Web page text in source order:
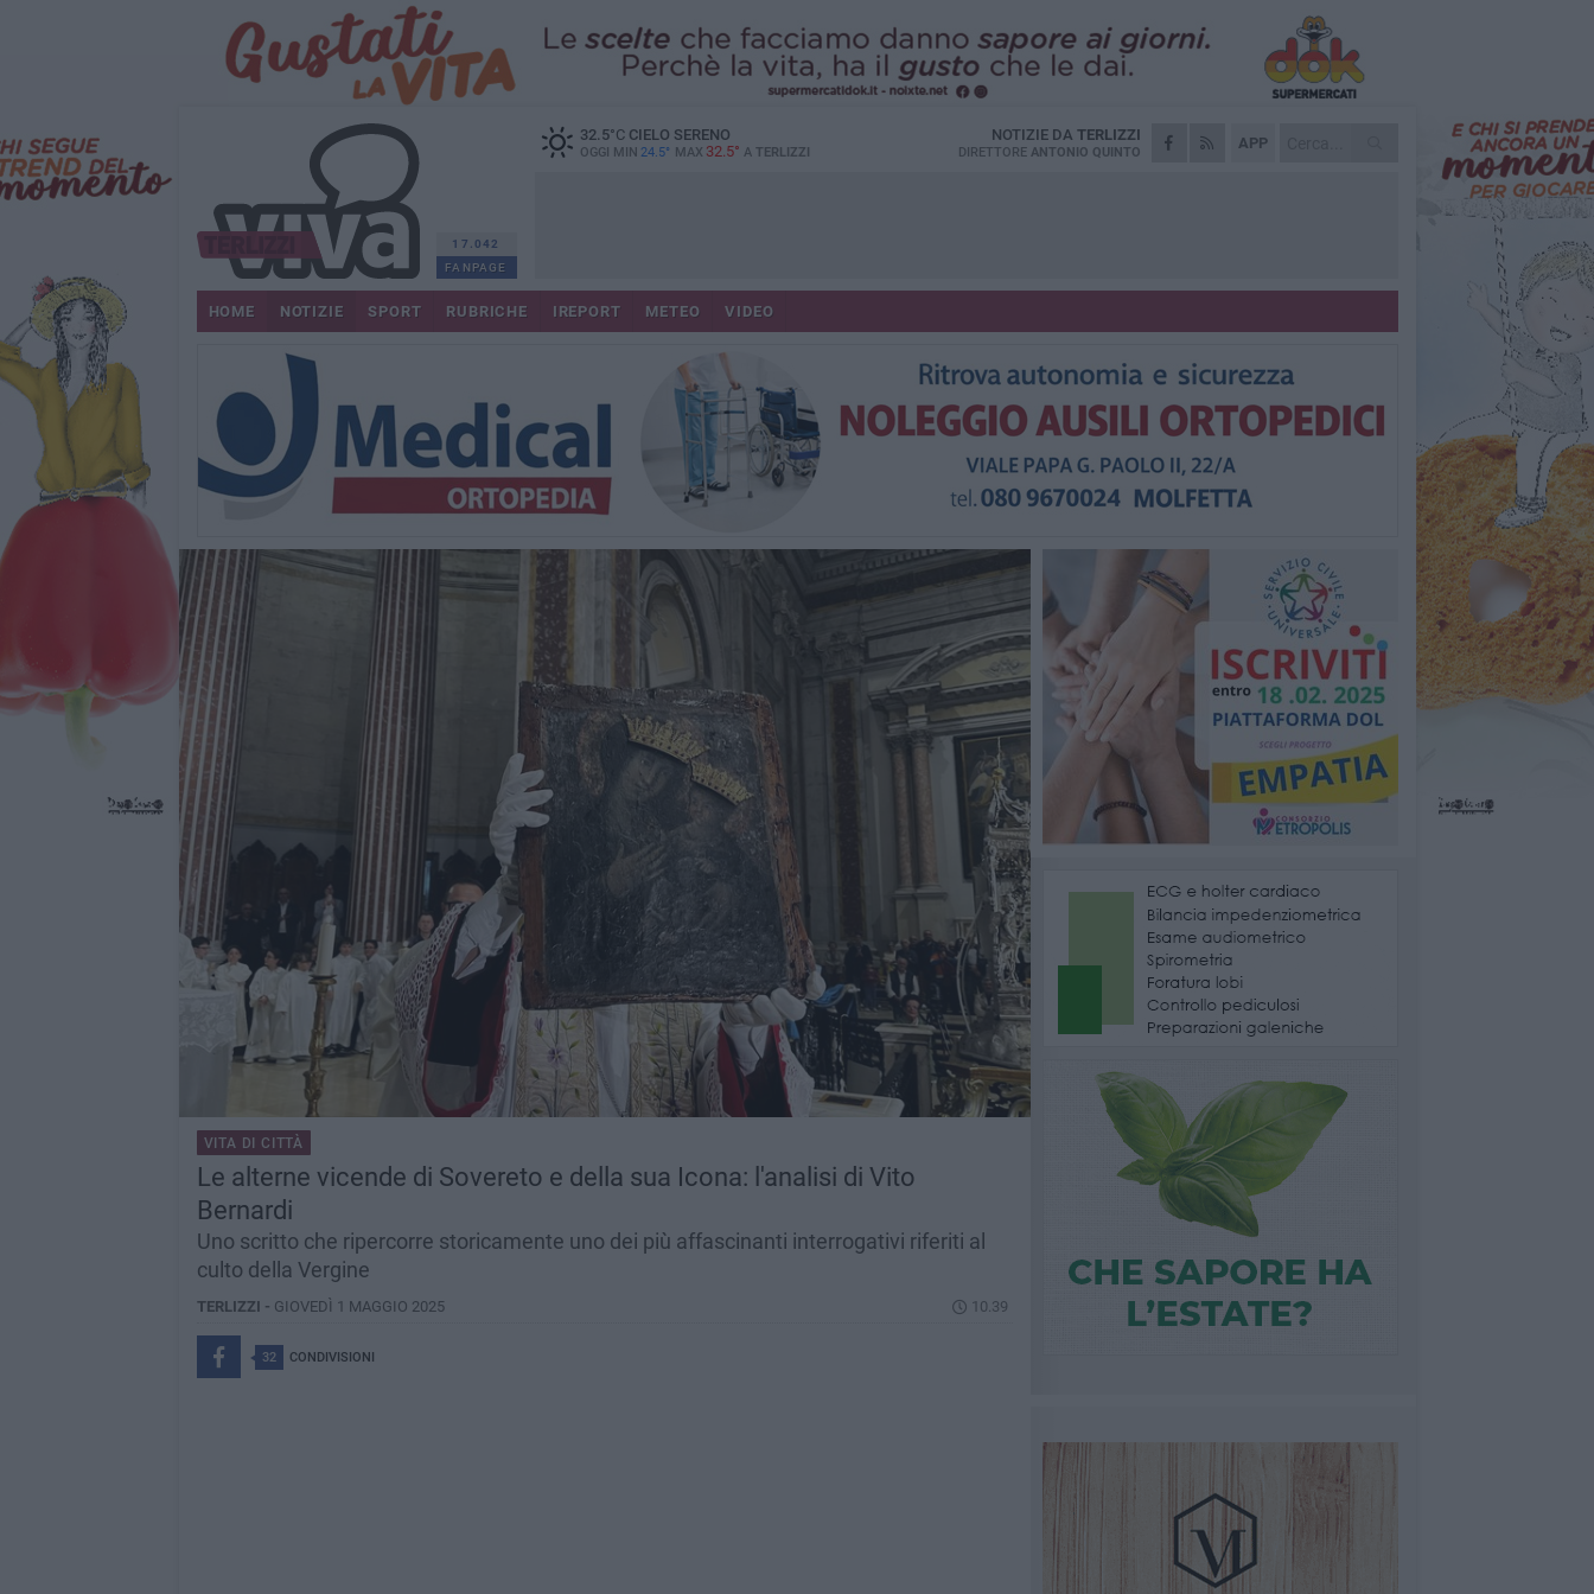
17.042
FANPAGE
32.5°CCIELO SERENO
OGGI MIN 24.5° MAX 32.5° A TERLIZZI
APP
NOTIZIE DA TERLIZZI
DIRETTORE ANTONIO QUINTO
HOME NOTIZIE SPORT RUBRICHE IREPORT METEO VIDEO
VITA DI CITTÀ
Le alterne vicende di Sovereto e della sua Icona: l'analisi di Vito
Bernardi
Uno scritto che ripercorre storicamente uno dei più affascinanti interrogativi riferiti al
culto della Vergine
TERLIZZI - GIOVEDÌ 1 MAGGIO 2025 10.39
32 CONDIVISIONI